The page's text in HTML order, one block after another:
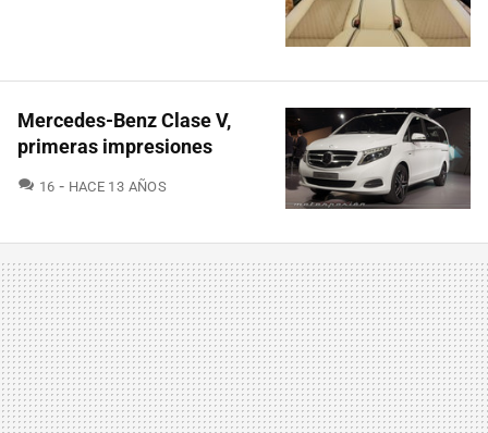
Mercedes-Benz Clase V,
primeras impresiones
16 COMENTARIOS
HACE 13 AÑOS